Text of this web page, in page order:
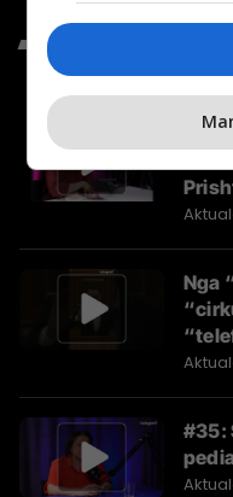
Të Fundit nga
Nga
#35: